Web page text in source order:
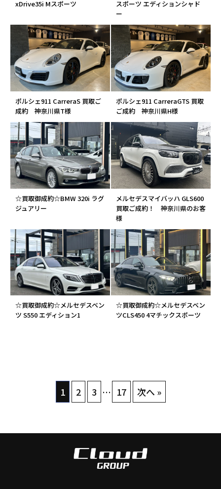
xDrive35i Mスポーツ
スポーツ エディションシャド
ー
ポルシェ911 CarreraS 買取ご
成約 神奈川県T様
ポルシェ911 CarreraGTS 買取
ご成約 神奈川県H様
☆買取御成約☆BMW 320i ラグ
ジュアリー
メルセデスマイバッハ GLS600
買取ご成約！ 神奈川県のお客
様
☆買取御成約☆メルセデスベン
ツ S550 エディション1
☆買取御成約☆メルセデスベン
ツCLS450 4マチックスポーツ
1 2 3 … 17 次へ »